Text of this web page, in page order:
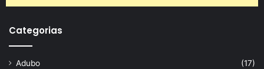
Categorias
Adubo
(17)